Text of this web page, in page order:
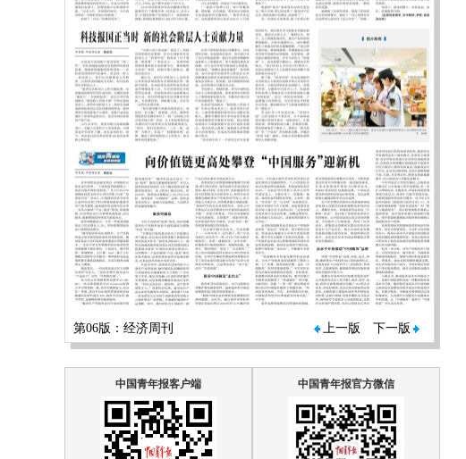
第06版：经济周刊 上一版 下一版
中国青年报客户端 中国青年报官方微信